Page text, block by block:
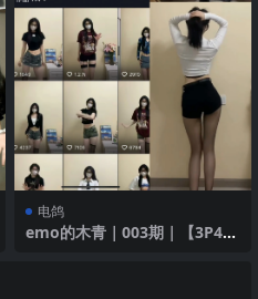
电鸽
emo的木青｜003期｜【3P4